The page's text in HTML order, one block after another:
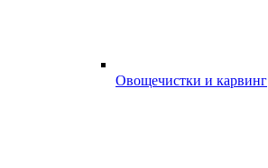
Овощечистки и карвинг